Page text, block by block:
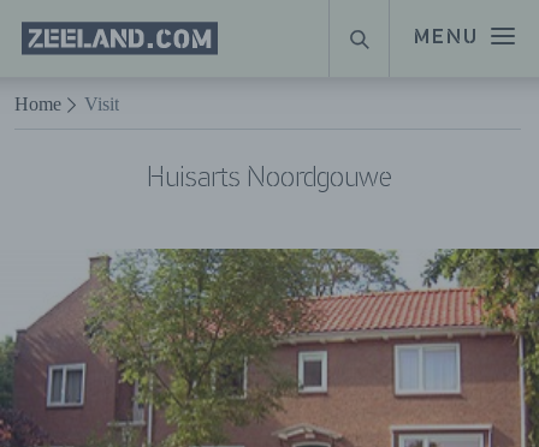
Naar hoofdinhoud
MENU
Homepage
Zeeland.com
ZOEKEN
Home Visit
Huisarts Noordgouwe